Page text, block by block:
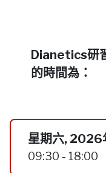
Dianetics研
的時間為：
星期六, 2026
09:30 - 18:00